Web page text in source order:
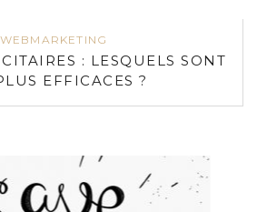
WEBMARKETING
: LESQUELS SONT
EFFICACES ?